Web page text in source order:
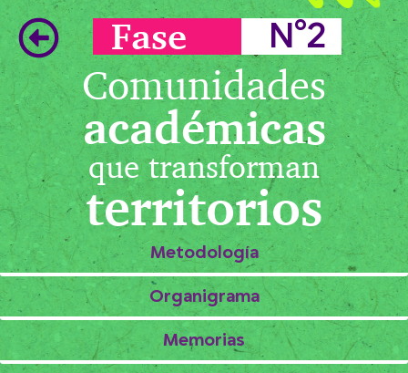
Fase N°2
Comunidades
académicas
que transforman
territorios
Metodología
Organigrama
Memorias